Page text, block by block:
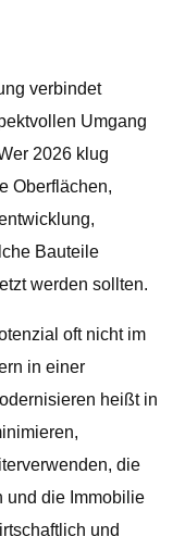
verbindet
Umgang
2026 klug
Oberflächen,
Bauteile
werden sollten.
oft nicht im
in einer
heißt in
die
und die Immobilie
und